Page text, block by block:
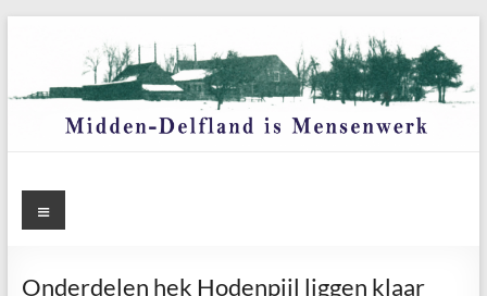
inhoud
Menu
Onderdelen hek Hodenpijl liggen klaar